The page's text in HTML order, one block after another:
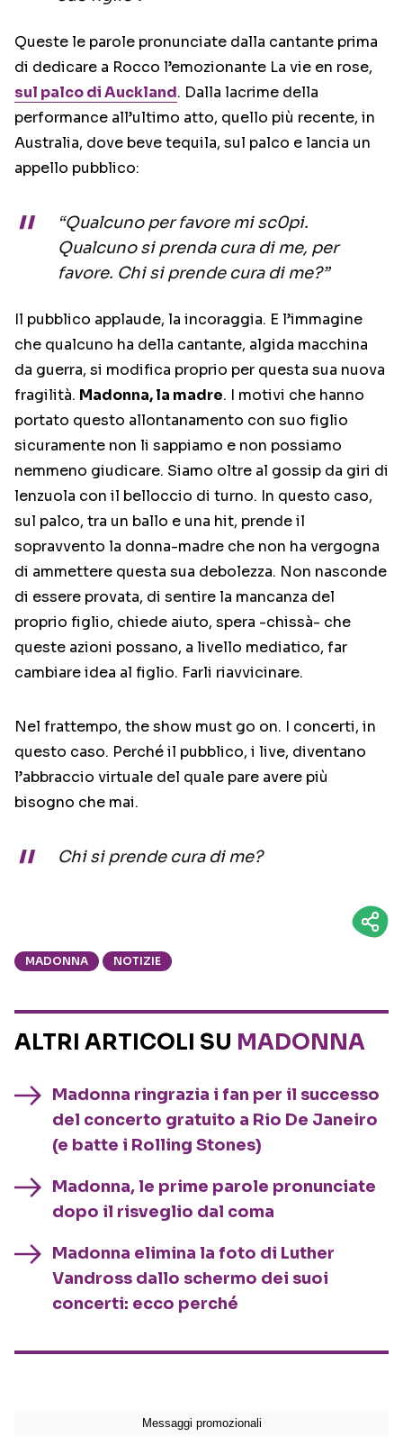
Queste le parole pronunciate dalla cantante prima
di dedicare a Rocco l’emozionante La vie en rose,
sul palco di Auckland. Dalla lacrime della
performance all’ultimo atto, quello più recente, in
Australia, dove beve tequila, sul palco e lancia un
appello pubblico:
“Qualcuno per favore mi sc0pi.
Qualcuno si prenda cura di me, per
favore. Chi si prende cura di me?”
Il pubblico applaude, la incoraggia. E l’immagine
che qualcuno ha della cantante, algida macchina
da guerra, si modifica proprio per questa sua nuova
fragilità. Madonna, la madre. I motivi che hanno
portato questo allontanamento con suo figlio
sicuramente non li sappiamo e non possiamo
nemmeno giudicare. Siamo oltre al gossip da giri di
lenzuola con il belloccio di turno. In questo caso,
sul palco, tra un ballo e una hit, prende il
sopravvento la donna-madre che non ha vergogna
di ammettere questa sua debolezza. Non nasconde
di essere provata, di sentire la mancanza del
proprio figlio, chiede aiuto, spera -chissà- che
queste azioni possano, a livello mediatico, far
cambiare idea al figlio. Farli riavvicinare.
Nel frattempo, the show must go on. I concerti, in
questo caso. Perché il pubblico, i live, diventano
l’abbraccio virtuale del quale pare avere più
bisogno che mai.
Chi si prende cura di me?
MADONNA NOTIZIE
ALTRI ARTICOLI SU MADONNA
Madonna ringrazia i fan per il successo
del concerto gratuito a Rio De Janeiro
(e batte i Rolling Stones)
Madonna, le prime parole pronunciate
dopo il risveglio dal coma
Madonna elimina la foto di Luther
Vandross dallo schermo dei suoi
concerti: ecco perché